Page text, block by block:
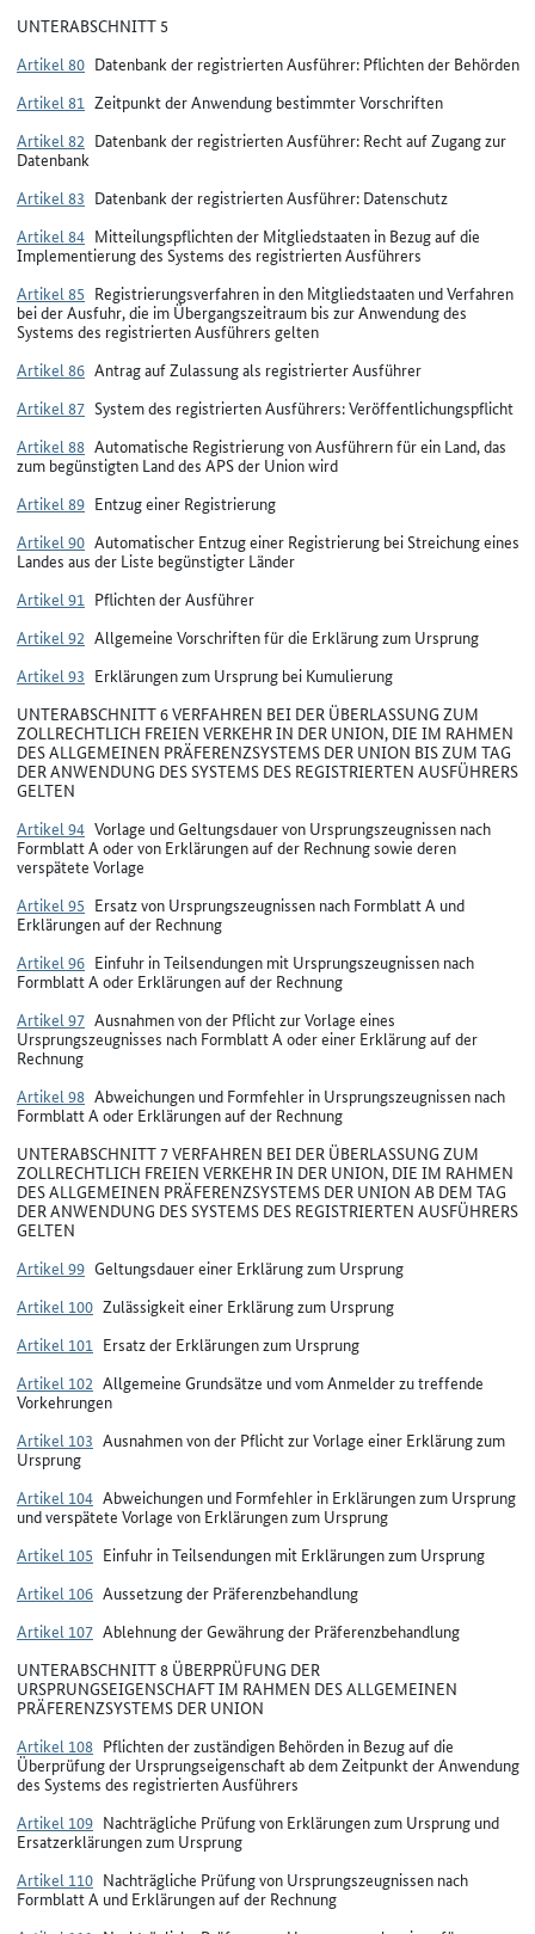
UNTERABSCHNITT 5
Artikel 80 Datenbank der registrierten Ausführer: Pflichten der Behörden
Artikel 81 Zeitpunkt der Anwendung bestimmter Vorschriften
Artikel 82 Datenbank der registrierten Ausführer: Recht auf Zugang zur
Datenbank
Artikel 83 Datenbank der registrierten Ausführer: Datenschutz
Artikel 84 Mitteilungspflichten der Mitgliedstaaten in Bezug auf die
Implementierung des Systems des registrierten Ausführers
Artikel 85 Registrierungsverfahren in den Mitgliedstaaten und Verfahren
bei der Ausfuhr, die im Übergangszeitraum bis zur Anwendung des
Systems des registrierten Ausführers gelten
Artikel 86 Antrag auf Zulassung als registrierter Ausführer
Artikel 87 System des registrierten Ausführers: Veröffentlichungspflicht
Artikel 88 Automatische Registrierung von Ausführern für ein Land, das
zum begünstigten Land des APS der Union wird
Artikel 89 Entzug einer Registrierung
Artikel 90 Automatischer Entzug einer Registrierung bei Streichung eines
Landes aus der Liste begünstigter Länder
Artikel 91 Pflichten der Ausführer
Artikel 92 Allgemeine Vorschriften für die Erklärung zum Ursprung
Artikel 93 Erklärungen zum Ursprung bei Kumulierung
UNTERABSCHNITT 6 VERFAHREN BEI DER ÜBERLASSUNG ZUM
ZOLLRECHTLICH FREIEN VERKEHR IN DER UNION, DIE IM RAHMEN
DES ALLGEMEINEN PRÄFERENZSYSTEMS DER UNION BIS ZUM TAG
DER ANWENDUNG DES SYSTEMS DES REGISTRIERTEN AUSFÜHRERS
GELTEN
Artikel 94 Vorlage und Geltungsdauer von Ursprungszeugnissen nach
Formblatt A oder von Erklärungen auf der Rechnung sowie deren
verspätete Vorlage
Artikel 95 Ersatz von Ursprungszeugnissen nach Formblatt A und
Erklärungen auf der Rechnung
Artikel 96 Einfuhr in Teilsendungen mit Ursprungszeugnissen nach
Formblatt A oder Erklärungen auf der Rechnung
Artikel 97 Ausnahmen von der Pflicht zur Vorlage eines
Ursprungszeugnisses nach Formblatt A oder einer Erklärung auf der
Rechnung
Artikel 98 Abweichungen und Formfehler in Ursprungszeugnissen nach
Formblatt A oder Erklärungen auf der Rechnung
UNTERABSCHNITT 7 VERFAHREN BEI DER ÜBERLASSUNG ZUM
ZOLLRECHTLICH FREIEN VERKEHR IN DER UNION, DIE IM RAHMEN
DES ALLGEMEINEN PRÄFERENZSYSTEMS DER UNION AB DEM TAG
DER ANWENDUNG DES SYSTEMS DES REGISTRIERTEN AUSFÜHRERS
GELTEN
Artikel 99 Geltungsdauer einer Erklärung zum Ursprung
Artikel 100 Zulässigkeit einer Erklärung zum Ursprung
Artikel 101 Ersatz der Erklärungen zum Ursprung
Artikel 102 Allgemeine Grundsätze und vom Anmelder zu treffende
Vorkehrungen
Artikel 103 Ausnahmen von der Pflicht zur Vorlage einer Erklärung zum
Ursprung
Artikel 104 Abweichungen und Formfehler in Erklärungen zum Ursprung
und verspätete Vorlage von Erklärungen zum Ursprung
Artikel 105 Einfuhr in Teilsendungen mit Erklärungen zum Ursprung
Artikel 106 Aussetzung der Präferenzbehandlung
Artikel 107 Ablehnung der Gewährung der Präferenzbehandlung
UNTERABSCHNITT 8 ÜBERPRÜFUNG DER
URSPRUNGSEIGENSCHAFT IM RAHMEN DES ALLGEMEINEN
PRÄFERENZSYSTEMS DER UNION
Artikel 108 Pflichten der zuständigen Behörden in Bezug auf die
Überprüfung der Ursprungseigenschaft ab dem Zeitpunkt der Anwendung
des Systems des registrierten Ausführers
Artikel 109 Nachträgliche Prüfung von Erklärungen zum Ursprung und
Ersatzerklärungen zum Ursprung
Artikel 110 Nachträgliche Prüfung von Ursprungszeugnissen nach
Formblatt A und Erklärungen auf der Rechnung